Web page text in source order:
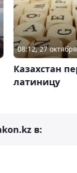
08:12, 27
Казахстан
латиницу
в: